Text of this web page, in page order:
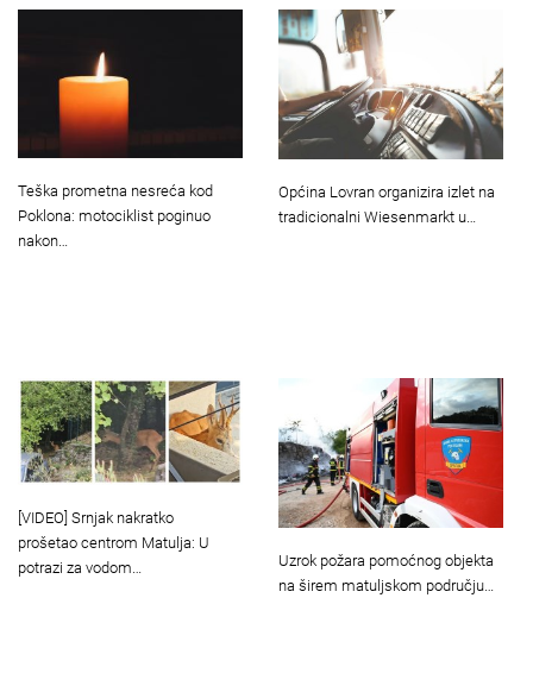
Teška prometna nesreća kod
Poklona: motociklist poginuo
nakon…
Općina Lovran organizira izlet na
tradicionalni Wiesenmarkt u…
[VIDEO] Srnjak nakratko
prošetao centrom Matulja: U
potrazi za vodom…
Uzrok požara pomoćnog objekta
na širem matuljskom području…